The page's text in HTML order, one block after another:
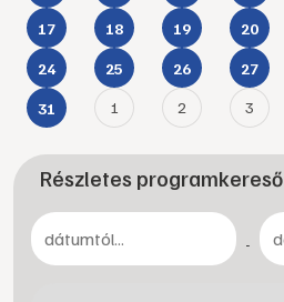
17 18 19 20
24 25 26 27
31 1 2 3
Részletes programkereső
-